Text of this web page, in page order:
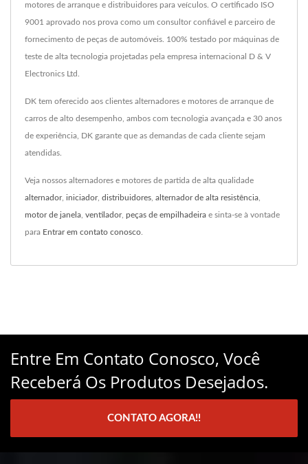
motores de arranque e distribuidores para veículos. O certificado ISO
9001 aprovado nos prova como um consultor confiável e parceiro de
fornecimento de peças de automóveis. 100% testado por máquinas de
teste de alta tecnologia projetadas pela empresa internacional D & V
Electronics Ltd.
DK tem oferecido aos clientes alternadores e motores de arranque de
carros de alto desempenho, ambos com tecnologia avançada e 30 anos
de experiência, DK garante que as demandas de cada cliente sejam
atendidas.
Veja nossos alternadores e motores de partida de alta qualidade
alternador, iniciador, distribuidores alternador de alta resistência
motor de janela ventilador, peças de empilhadeira e sinta-se à vontade
para Entrar em contato conosco
Entre Em Contato Conosco, Você
Receberá Os Produtos Desejados.
CONTATO AGORA!!